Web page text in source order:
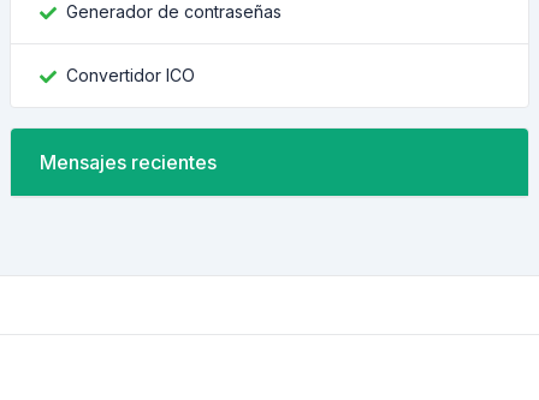
Generador de contraseñas
Convertidor ICO
Mensajes recientes